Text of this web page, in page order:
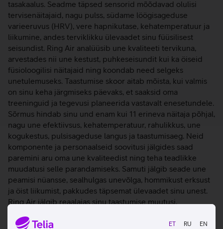
ET RU EN
tasakaalus. Seadme täpsed sensorid mõõdavad olulisi
tervisenäitajaid, nagu pulss, südame löögisageduse
varieeruvus (HRV), vere hapnikutase, kehatemperatuur ja
liikumine, andes terviklikku ülevaadet sinu füüsilisest
seisundist. Ring Air analüüsib une kvaliteeti tervikuna,
arvestades nii une kestust, puhkeseisundit kui ka öiseid
füsioloogilisi näitajaid ning koondab need selgeks
unetulemuseks. Taastumise skoor aitab mõista, kui valmis
on sinu keha järgmiseks päevaks, et saaksid oma
treeninguid ja tegevusi planeerida vastavalt enesetundele.
Sõrmus hindab sinu und enam kui 11 erineva näitaja põhjal,
nagu une efektiivsus, kehatemperatuur, rahulikkus, une
kogukestus, pulsisageduse langus ja taastumisaeg. Neid
komponente ja personaalseid soovitusi jälgides saad
paremini aru oma une kvaliteedist ning teha teadlikke
muudatusi selle parandamiseks. Samuti jälgib seade une
peamisi nüansse, sealhulgas unevõlga, hommikust erksust
ja öist liikumist, pakkudes täpsemat ülevaadet sinu unest.
Ring Air jälgib reaalajas sinu taastumise muutusi,
puhkepulss (RHR), südame löögisageduse varieeruvus